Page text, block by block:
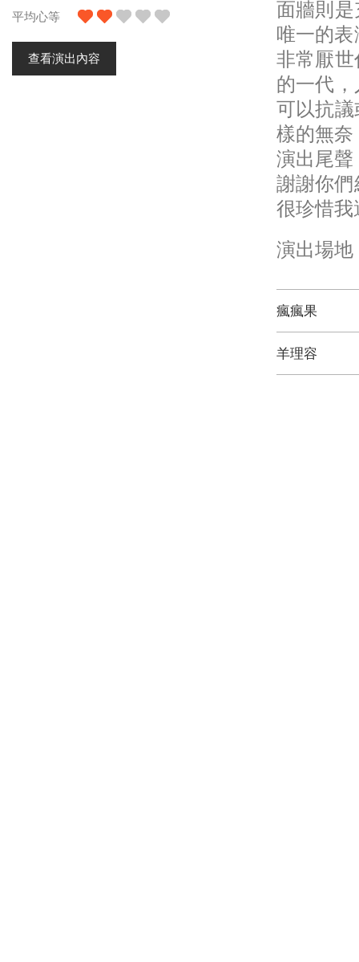
平均心等
查看演出內容
面牆則
唯一的
非常厭
的一代
可以抗
樣的無奈
演出尾
謝謝你
很珍惜我
演出場地
瘋瘋果
羊理容